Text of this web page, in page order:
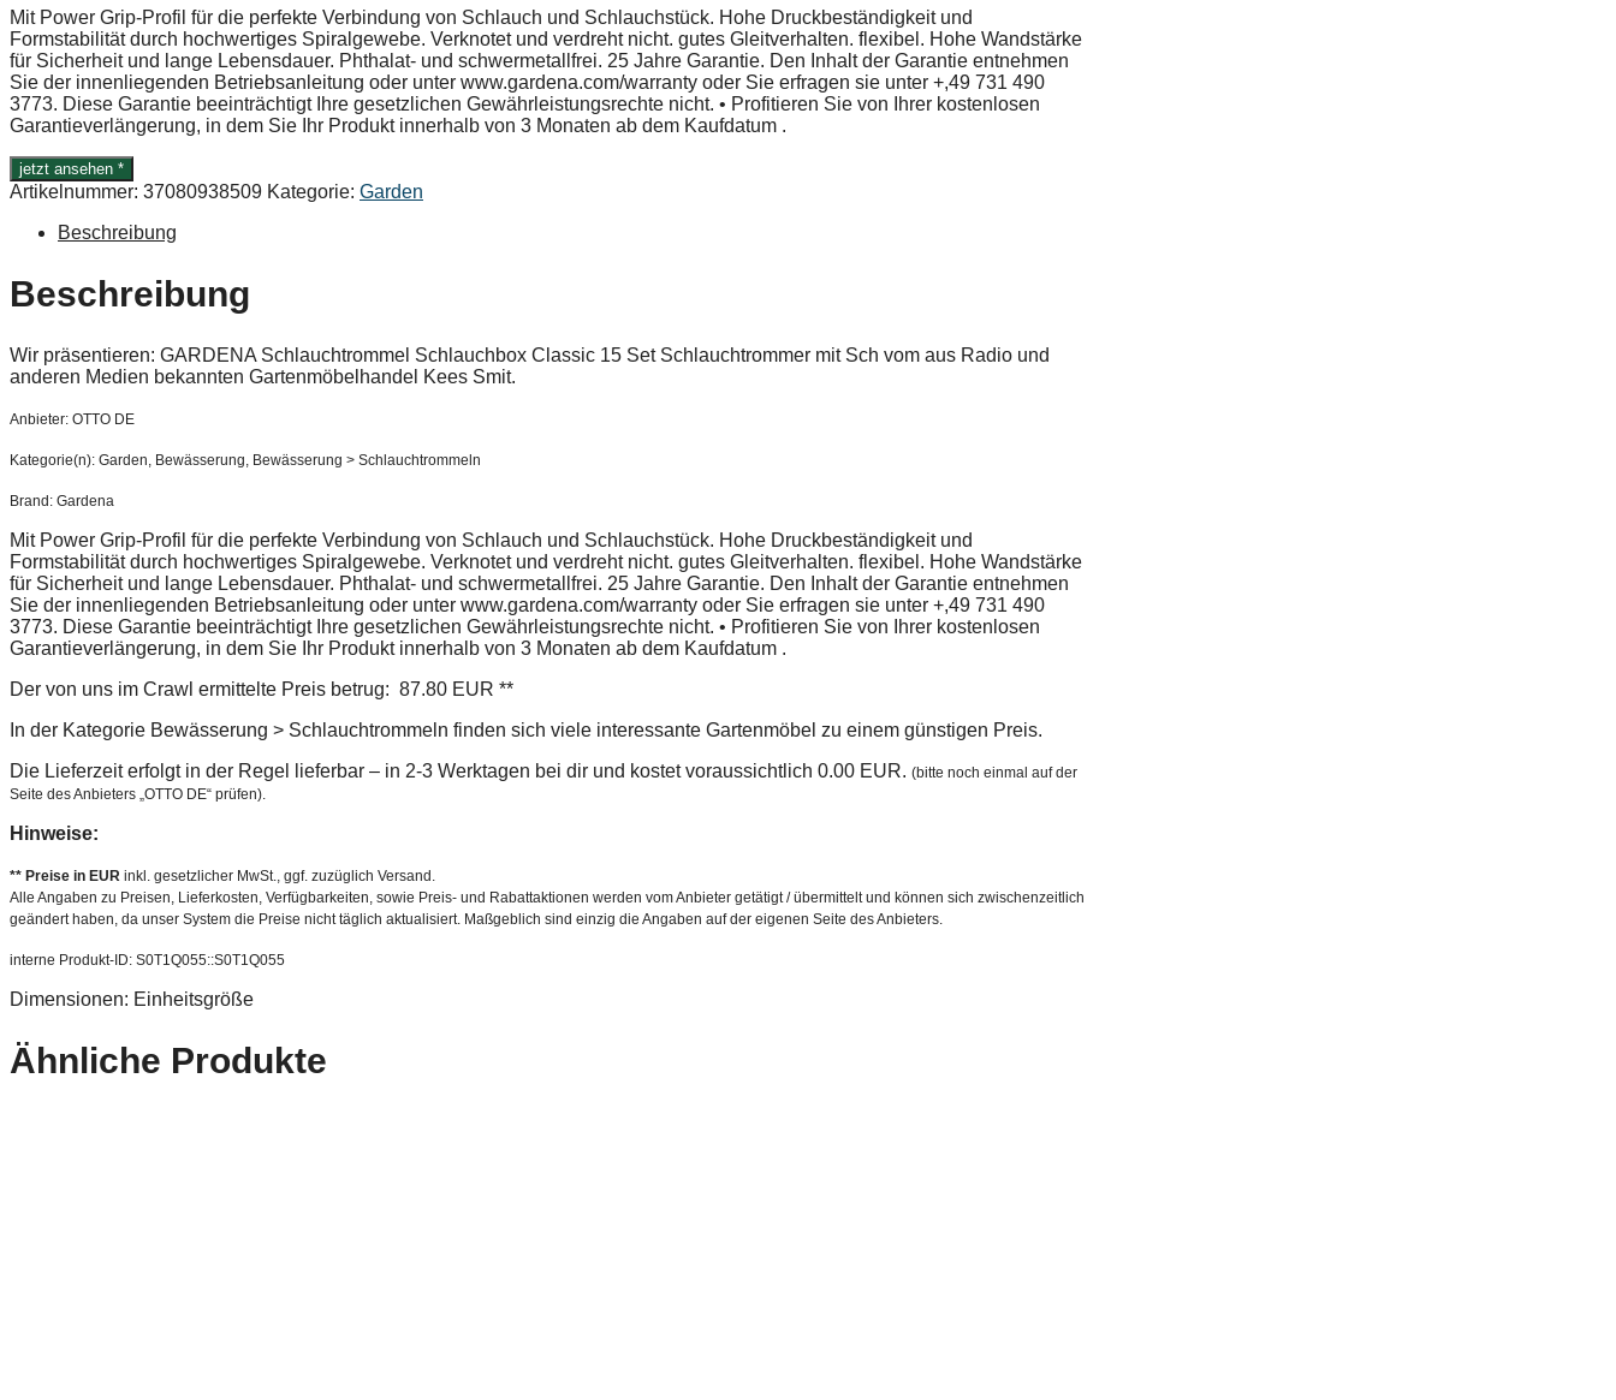
Mit Power Grip-Profil für die perfekte Verbindung von Schlauch und Schlauchstück. Hohe Druckbeständigkeit und
Formstabilität durch hochwertiges Spiralgewebe. Verknotet und verdreht nicht. gutes Gleitverhalten. flexibel. Hohe Wandstärke
für Sicherheit und lange Lebensdauer. Phthalat- und schwermetallfrei. 25 Jahre Garantie. Den Inhalt der Garantie entnehmen
Sie der innenliegenden Betriebsanleitung oder unter www.gardena.com/warranty oder Sie erfragen sie unter +,49 731 490
3773. Diese Garantie beeinträchtigt Ihre gesetzlichen Gewährleistungsrechte nicht. • Profitieren Sie von Ihrer kostenlosen
Garantieverlängerung, in dem Sie Ihr Produkt innerhalb von 3 Monaten ab dem Kaufdatum .
jetzt ansehen *
Artikelnummer: 37080938509 Kategorie: Garden
Beschreibung
Beschreibung
Wir präsentieren: GARDENA Schlauchtrommel Schlauchbox Classic 15 Set Schlauchtrommer mit Sch vom aus Radio und
anderen Medien bekannten Gartenmöbelhandel Kees Smit.
Anbieter: OTTO DE
Kategorie(n): Garden, Bewässerung, Bewässerung > Schlauchtrommeln
Brand: Gardena
Mit Power Grip-Profil für die perfekte Verbindung von Schlauch und Schlauchstück. Hohe Druckbeständigkeit und
Formstabilität durch hochwertiges Spiralgewebe. Verknotet und verdreht nicht. gutes Gleitverhalten. flexibel. Hohe Wandstärke
für Sicherheit und lange Lebensdauer. Phthalat- und schwermetallfrei. 25 Jahre Garantie. Den Inhalt der Garantie entnehmen
Sie der innenliegenden Betriebsanleitung oder unter www.gardena.com/warranty oder Sie erfragen sie unter +,49 731 490
3773. Diese Garantie beeinträchtigt Ihre gesetzlichen Gewährleistungsrechte nicht. • Profitieren Sie von Ihrer kostenlosen
Garantieverlängerung, in dem Sie Ihr Produkt innerhalb von 3 Monaten ab dem Kaufdatum .
Der von uns im Crawl ermittelte Preis betrug: 87.80 EUR **
In der Kategorie Bewässerung > Schlauchtrommeln finden sich viele interessante Gartenmöbel zu einem günstigen Preis.
Die Lieferzeit erfolgt in der Regel lieferbar – in 2-3 Werktagen bei dir und kostet voraussichtlich 0.00 EUR. (bitte noch einmal auf der
Seite des Anbieters „OTTO DE“ prüfen).
Hinweise:
** Preise in EUR inkl. gesetzlicher MwSt., ggf. zuzüglich Versand.
Alle Angaben zu Preisen, Lieferkosten, Verfügbarkeiten, sowie Preis- und Rabattaktionen werden vom Anbieter getätigt / übermittelt und können sich zwischenzeitlich
geändert haben, da unser System die Preise nicht täglich aktualisiert. Maßgeblich sind einzig die Angaben auf der eigenen Seite des Anbieters.
interne Produkt-ID: S0T1Q055::S0T1Q055
Dimensionen: Einheitsgröße
Ähnliche Produkte